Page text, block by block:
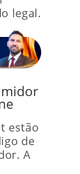
legal.
estão
de
A